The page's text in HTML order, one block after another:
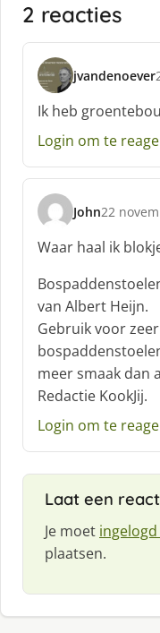
2 reacties
jvandenoever
s
c
h
r
e
f
:
Ik heb
Login om te
John
s
c
h
r
e
f
:
22
Waar haal ik
van Albert Heijn.
Gebruik voor
meer smaak dan
Redactie KookJij.
Login om te
Laat een
Je moet
plaatsen.